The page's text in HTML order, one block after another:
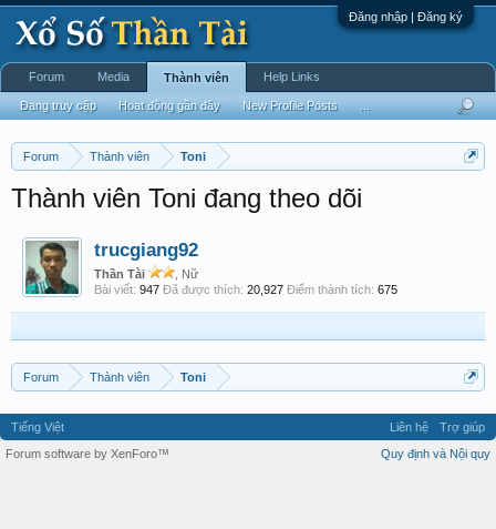
Đăng nhập | Đăng ký
Forum Thành viên Toni
Thành viên Toni đang theo dõi
trucgiang92
Thần Tài
, Nữ
Bài viết: 947 Đã được thích: 20,927 Điểm thành tích: 675
Forum Thành viên Toni
Forum Media Thành viên
Đang truy cập Hoạt động gần đây New Profile Posts
Help Links
Tiếng Việt Liên hệ
Trợ giúp
Quy định và Nội quy
Forum software by XenForo™